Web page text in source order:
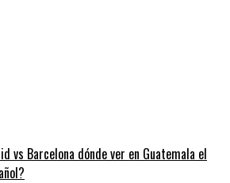
vs Barcelona dónde ver en Guatemala el